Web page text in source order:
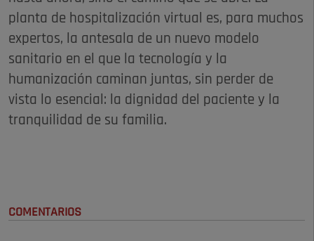
planta de hospitalización virtual es, para muchos
expertos, la antesala de un nuevo modelo
sanitario en el que la tecnología y la
humanización caminan juntas, sin perder de
vista lo esencial: la dignidad del paciente y la
tranquilidad de su familia.
COMENTARIOS